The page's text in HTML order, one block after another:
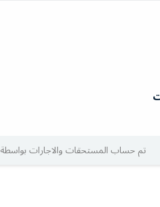
تم حساب المستحقات والاجارات بواسطة